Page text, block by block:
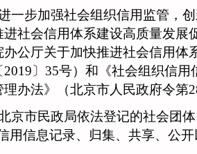
注
个人 企业 艺术人才
一步加强社会组织信用监管，
进社会信用体系建设高质量发展
公厅关于加快推进社会信用
2019〕35号）和《社会组织信
办法》（北京市人民政府令第
京市民政局依法登记的社会团
用信息记录、归集、共享、公